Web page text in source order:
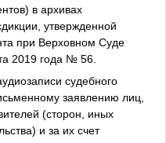
в архивах
утвержденной
при Верховном Суде
2019 года № 56.
судебного
заявлению лиц,
(сторон, иных
и за их счет